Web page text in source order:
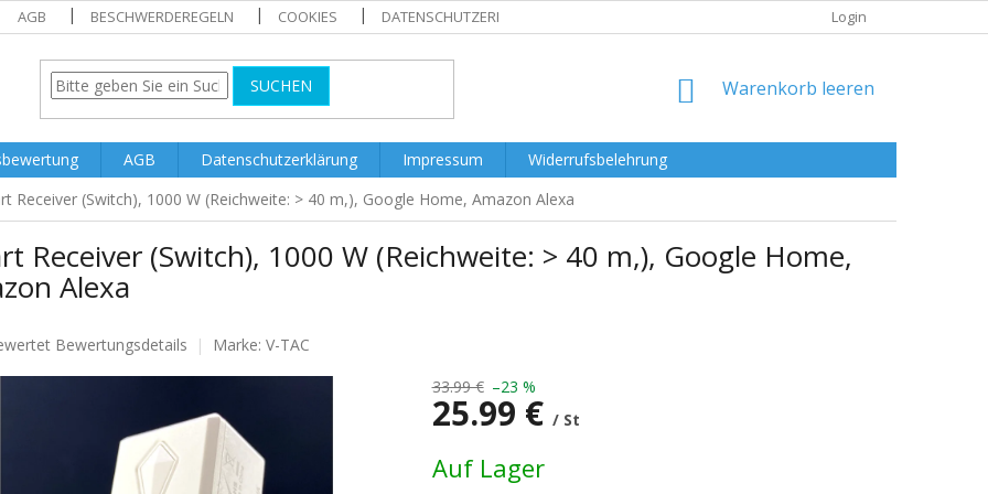
AGB BESCHWERDEREGELN COOKIES DATENSCHUTZERKLÄRUNG Login
SUCHEN WARENKORB
Warenkorb leeren
AGB Datenschutzerklärung Impressum
Widerrufsbelehrung
Receiver (Switch), 1000 W (Reichweite: > 40 m,), Google Home, Amazon Alexa
Receiver (Switch), 1000 W (Reichweite: > 40 m,), Google Home,
Alexa
Bewertungsdetails Marke: V-TAC
33.99 € –23 %
25.99 € / St
Auf Lager